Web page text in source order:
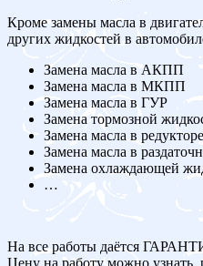
Кроме замены масла в
других жидкостей в
Замена масла в АКПП
Замена масла в МКПП
Замена масла в ГУР
Замена тормозной
Замена масла в
Замена масла в
Замена охлаждающей
…
На все работы даётся
Цену на работу можно узнать,